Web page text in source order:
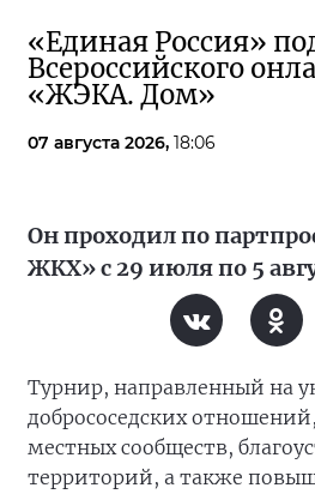
«Единая Россия»
Всероссийского
«ЖЭКА. Дом»
07 августа 2026, 18:06
Он проходил по
ЖКХ» с 29 июля по 5
Турнир, направленный на
добрососедских
местных сообществ,
территорий, а также